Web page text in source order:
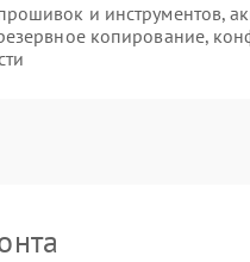
и инструментов,
копирование,